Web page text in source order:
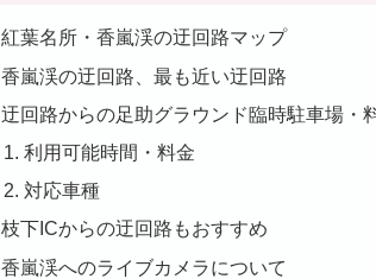
紅葉名所・香嵐渓の迂回路マップ
香嵐渓の迂回路、最も近い迂回路
迂回路からの足助グラウンド臨時駐車場・
利用可能時間・料金
対応車種
枝下ICからの迂回路もおすすめ
香嵐渓へのライブカメラについて